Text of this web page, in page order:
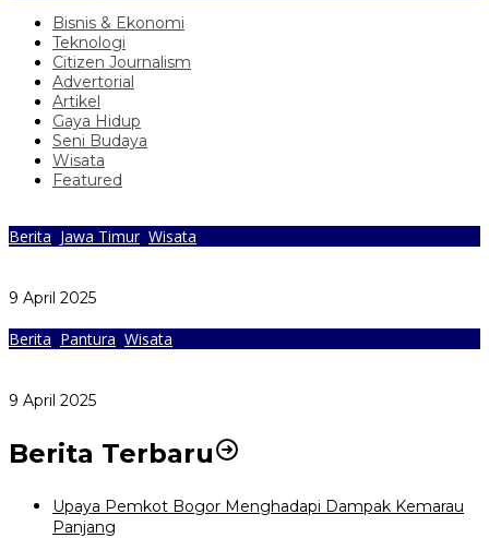
Bisnis & Ekonomi
Teknologi
Citizen Journalism
Advertorial
Artikel
Gaya Hidup
Seni Budaya
Wisata
Featured
Berita, Jawa Timur, Wisata
9 April 2025
Berita, Pantura, Wisata
9 April 2025
Berita Terbaru
Upaya Pemkot Bogor Menghadapi Dampak Kemarau
Panjang